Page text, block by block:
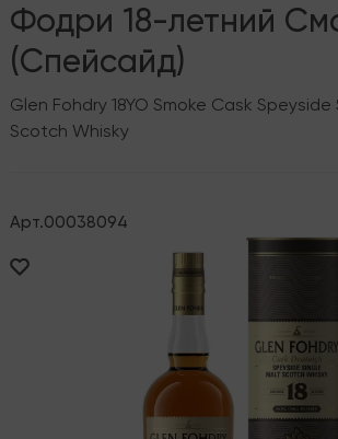
Фодри 18-летний
(Спейсайд)
Glen Fohdry 18YO Smoke Cask Speyside
Scotch Whisky
Арт.00038094